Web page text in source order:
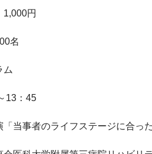
1,000円
名
ム
13：45
「当事者のライフステージに合っ